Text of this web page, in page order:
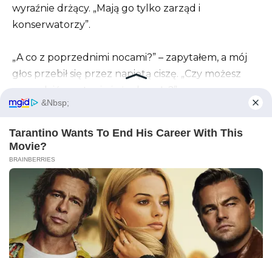
wyraźnie drżący. „Mają go tylko zarząd i
konserwatorzy”.
„A co z poprzednimi nocami?” – zapytałem, a mój
głos przebił się przez napiętą ciszę. „Czy możesz
która stała w milczeniu w drzwiach, załamując ręce.
„Becca” – powiedział ostrym tonem – „może
pójdziesz sobie odpocząć?”. To był rozkaz, a nie
sugestia.
Kiedy już odeszła, niechętnie odszukał nagranie
sprzed sześciu tygodni. Znów to samo: ten sam
korytarz, ta sama pora nocy, ta sama mroczna